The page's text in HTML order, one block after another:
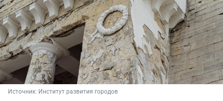
Источник: Институт развития городов